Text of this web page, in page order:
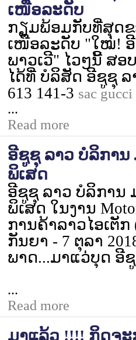
ເໜືອລະດັບ
ກຽມພ້ອມກັບທີ່ສຸດຂ
ເໜືອລະດັບ "ໃໝ່!
ພາວເວີ" ໄວໆນີ້ ສ
ໄດ້ທີ່ ບໍລິສັດ ອີຊູຊຸ
613 141-3 sac gucci
...
Read more
ອີຊູຊຸ ລາວ ບໍລິກາ
ພິເສດ
ອີຊູຊຸ ລາວ ບໍລິການ
ພິເສດ ໃນງານ
ການຄ້າລາວໄອເຕັ
ກັນຍາ - 7 ຕຸລາ
ພາດ...ມາແວ່ບຸດ ອີ
...
Read more
ມາແລ້ວ !!!! ກິດຈະ